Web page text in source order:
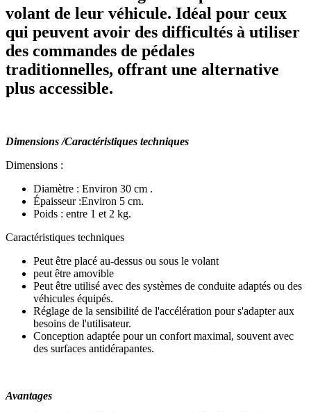
volant de leur véhicule. Idéal pour ceux
qui peuvent avoir des difficultés à utiliser
des commandes de pédales
traditionnelles, offrant une alternative
plus accessible.
Dimensions /Caractéristiques techniques
Dimensions :
Diamètre : Environ 30 cm .
Épaisseur :Environ 5 cm.
Poids : entre 1 et 2 kg.
Caractéristiques techniques
Peut être placé au-dessus ou sous le volant
peut être amovible
Peut être utilisé avec des systèmes de conduite adaptés ou des
véhicules équipés.
Réglage de la sensibilité de l'accélération pour s'adapter aux
besoins de l'utilisateur.
Conception adaptée pour un confort maximal, souvent avec
des surfaces antidérapantes.
Avantages